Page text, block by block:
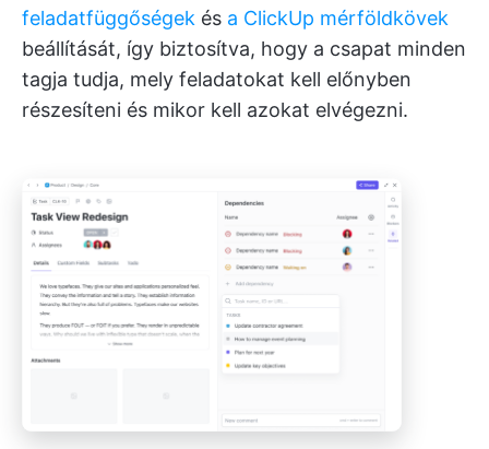
feladatfüggőségek és a ClickUp mérföldkövek
beállítását, így biztosítva, hogy a csapat minden
tagja tudja, mely feladatokat kell előnyben
részesíteni és mikor kell azokat elvégezni.